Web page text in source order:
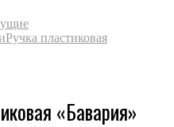
Ручка пластиковая
«Бавария»